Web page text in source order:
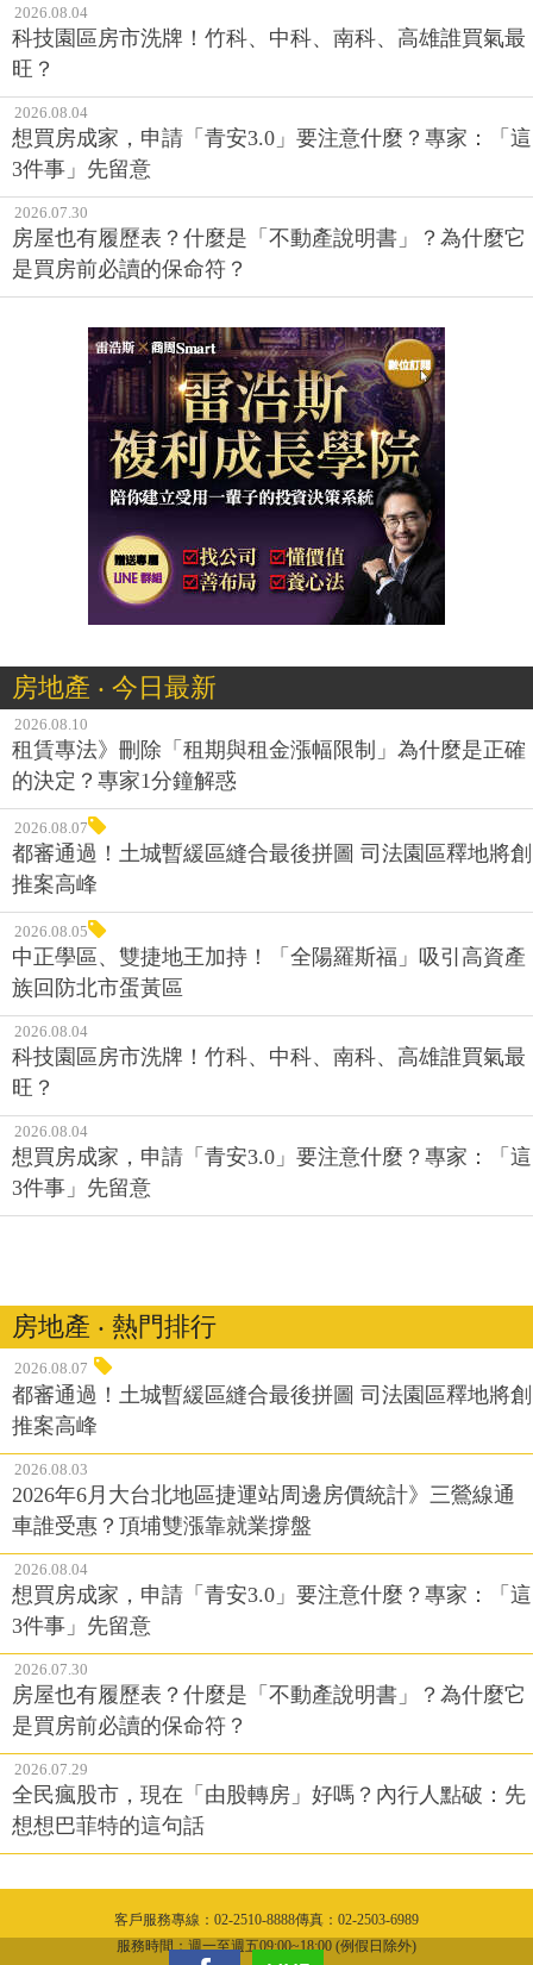
2026.08.04
科技園區房市洗牌！竹科、中科、南科、高雄誰買氣最
旺？
2026.08.04
想買房成家，申請「青安3.0」要注意什麼？專家：「這
3件事」先留意
2026.07.30
房屋也有履歷表？什麼是「不動產說明書」？為什麼它
是買房前必讀的保命符？
房地產 ‧ 今日最新
2026.08.10
租賃專法》刪除「租期與租金漲幅限制」為什麼是正確
的決定？專家1分鐘解惑
2026.08.07
都審通過！土城暫緩區縫合最後拼圖 司法園區釋地將創
推案高峰
2026.08.05
中正學區、雙捷地王加持！「全陽羅斯福」吸引高資產
族回防北市蛋黃區
2026.08.04
科技園區房市洗牌！竹科、中科、南科、高雄誰買氣最
旺？
2026.08.04
想買房成家，申請「青安3.0」要注意什麼？專家：「這
3件事」先留意
房地產 ‧ 熱門排行
2026.08.07
都審通過！土城暫緩區縫合最後拼圖 司法園區釋地將創
推案高峰
2026.08.03
2026年6月大台北地區捷運站周邊房價統計》三鶯線通
車誰受惠？頂埔雙漲靠就業撐盤
2026.08.04
想買房成家，申請「青安3.0」要注意什麼？專家：「這
3件事」先留意
2026.07.30
房屋也有履歷表？什麼是「不動產說明書」？為什麼它
是買房前必讀的保命符？
2026.07.29
全民瘋股市，現在「由股轉房」好嗎？內行人點破：先
想想巴菲特的這句話
客戶服務專線：02-2510-8888傳真：02-2503-6989
服務時間：週一至週五09:00~18:00 (例假日除外)